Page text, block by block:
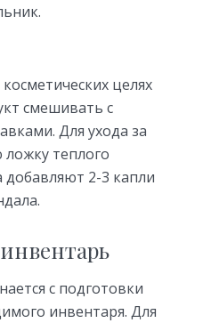
целях
смешивать с
Для ухода за
теплого
добавляют 2-3 капли
с подготовки
инвентаря. Для